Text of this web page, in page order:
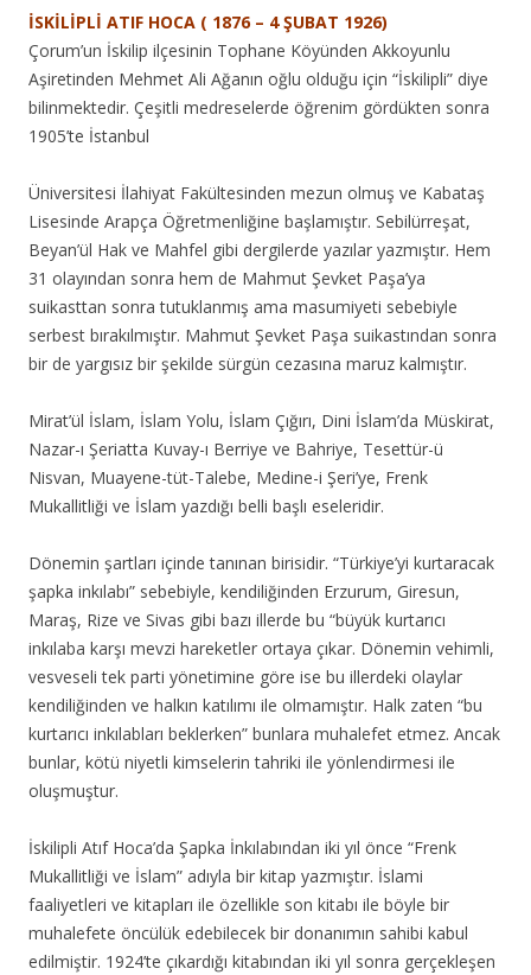
İSKİLİPLİ ATIF HOCA ( 1876 – 4 ŞUBAT 1926)
Çorum’un İskilip ilçesinin Tophane Köyünden Akkoyunlu
Aşiretinden Mehmet Ali Ağanın oğlu olduğu için “İskilipli” diye
bilinmektedir. Çeşitli medreselerde öğrenim gördükten sonra
1905’te İstanbul
Üniversitesi İlahiyat Fakültesinden mezun olmuş ve Kabataş
Lisesinde Arapça Öğretmenliğine başlamıştır. Sebilürreşat,
Beyan’ül Hak ve Mahfel gibi dergilerde yazılar yazmıştır. Hem
31 olayından sonra hem de Mahmut Şevket Paşa’ya
suikasttan sonra tutuklanmış ama masumiyeti sebebiyle
serbest bırakılmıştır. Mahmut Şevket Paşa suikastından sonra
bir de yargısız bir şekilde sürgün cezasına maruz kalmıştır.
Mirat’ül İslam, İslam Yolu, İslam Çığırı, Dini İslam’da Müskirat,
Nazar-ı Şeriatta Kuvay-ı Berriye ve Bahriye, Tesettür-ü
Nisvan, Muayene-tüt-Talebe, Medine-i Şeri’ye, Frenk
Mukallitliği ve İslam yazdığı belli başlı eseleridir.
Dönemin şartları içinde tanınan birisidir. “Türkiye’yi kurtaracak
şapka inkılabı” sebebiyle, kendiliğinden Erzurum, Giresun,
Maraş, Rize ve Sivas gibi bazı illerde bu “büyük kurtarıcı
inkılaba karşı mevzi hareketler ortaya çıkar. Dönemin vehimli,
vesveseli tek parti yönetimine göre ise bu illerdeki olaylar
kendiliğinden ve halkın katılımı ile olmamıştır. Halk zaten “bu
kurtarıcı inkılabları beklerken” bunlara muhalefet etmez. Ancak
bunlar, kötü niyetli kimselerin tahriki ile yönlendirmesi ile
oluşmuştur.
İskilipli Atıf Hoca’da Şapka İnkılabından iki yıl önce “Frenk
Mukallitliği ve İslam” adıyla bir kitap yazmıştır. İslami
faaliyetleri ve kitapları ile özellikle son kitabı ile böyle bir
muhalefete öncülük edebilecek bir donanımın sahibi kabul
edilmiştir. 1924’te çıkardığı kitabından iki yıl sonra gerçekleşen